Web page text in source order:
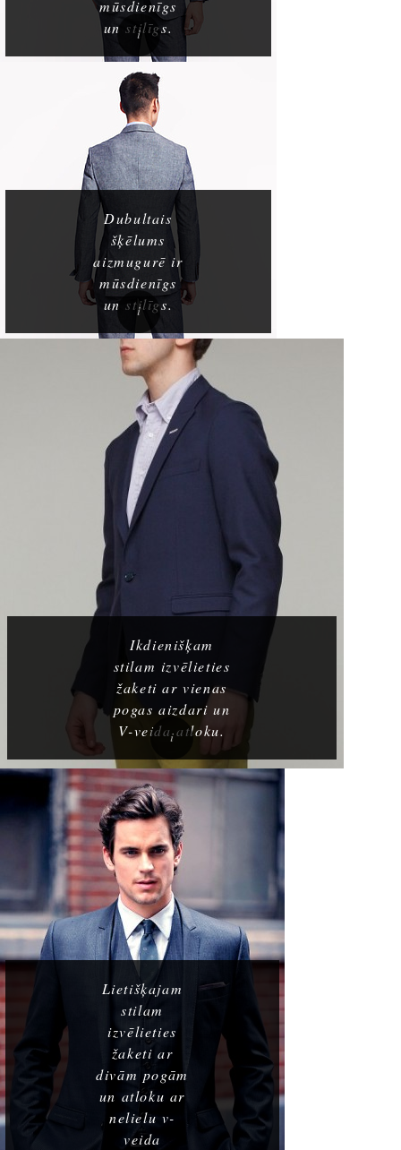
mūsdienīgs
un stilīgs.
Dubultais
šķēlums
aizmugurē ir
mūsdienīgs
un stilīgs.
Ikdienišķam
stilam izvēlieties
žaketi ar vienas
pogas aizdari un
V-veida atloku.
Lietišķajam
stilam
izvēlieties
žaketi ar
divām pogām
un atloku ar
nelielu v-
veida